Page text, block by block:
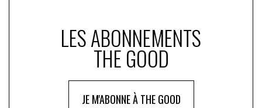
LES ABONNEMENTS
THE GOOD
JE M'ABONNE À THE GOOD